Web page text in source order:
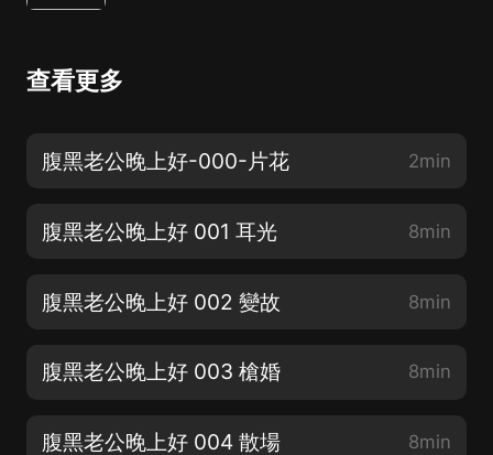
查看更多
腹黑老公晚上好-000-片花 2min
腹黑老公晚上好 001 耳光 8min
腹黑老公晚上好 002 變故 8min
腹黑老公晚上好 003 槍婚 8min
腹黑老公晚上好 004 散場 8min